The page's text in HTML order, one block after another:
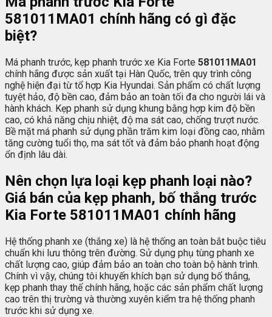
581011MA01 chính hãng có gì đặc
biệt?
Má phanh trước, kẹp phanh trước xe Kia Forte 581011MA01
chính hãng được sản xuất tại Hàn Quốc, trên quy trình công
nghệ hiện đại từ tổ hợp Kia Hyundai. Sản phẩm có chất lượng
tuyệt hảo, độ bền cao, đảm bảo an toàn tối đa cho người lái và
hành khách. Kẹp phanh sử dụng khung bằng hợp kim độ bền
cao, có khả năng chịu nhiệt, độ ma sát cao, chống trượt nước.
Bề mặt má phanh sử dụng phần trăm kim loại đồng cao, nhằm
tăng cường tuổi thọ, ma sát tốt và đảm bảo phanh hoạt động
ổn định lâu dài.
Nên chọn lựa loại kẹp phanh loại nào?
Giá bán của kẹp phanh, bố thắng trước
Kia Forte 581011MA01 chính hãng
Hệ thống phanh xe (thắng xe) là hệ thống an toàn bắt buộc tiêu
chuẩn khi lưu thông trên đường. Sử dụng phụ tùng phanh xe
chất lượng cao, giúp đảm bảo an toàn cho toàn bộ hành trình.
Chính vì vậy, chúng tôi khuyến khích bạn sử dụng bố thắng,
kẹp phanh thay thế chính hãng, hoặc các sản phẩm chất lượng
cao trên thị trường và thường xuyên kiểm tra hệ thống phanh
trước khi sử dụng xe.